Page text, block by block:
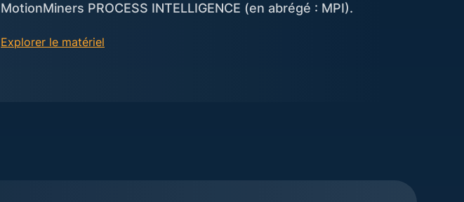
MotionMiners PROCESS INTELLIGENCE (en abrégé : MPI).
Explorer le matériel